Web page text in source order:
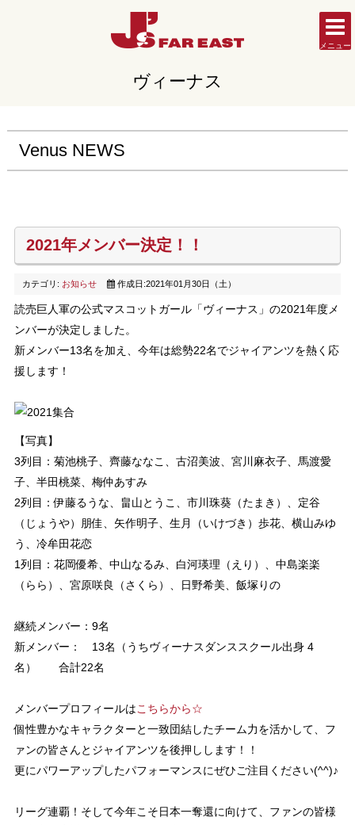
メニュー
ヴィーナス
Venus NEWS
2021年メンバー決定！！
カテゴリ: お知らせ 作成日:2021年01月30日（土）
読売巨人軍の公式マスコットガール「ヴィーナス」の2021年度メ
ンバーが決定しました。
新メンバー13名を加え、今年は総勢22名でジャイアンツを熱く応
援します！
【写真】
3列目：菊池桃子、齊藤ななこ、古沼美波、宮川麻衣子、馬渡愛
子、半田桃菜、梅仲あすみ
2列目：伊藤るうな、畠山とうこ、市川珠葵（たまき）、定谷
（じょうや）朋佳、矢作明子、生月（いけづき）歩花、横山みゆ
う、冷牟田花恋
1列目：花岡優希、中山なるみ、白河瑛理（えり）、中島楽楽
（らら）、宮原咲良（さくら）、日野希美、飯塚りの
継続メンバー：9名
新メンバー： 13名（うちヴィーナスダンススクール出身 4
名） 合計22名
メンバープロフィールはこちらから☆
個性豊かなキャラクターと一致団結したチーム力を活かして、フ
ァンの皆さんとジャイアンツを後押しします！！
更にパワーアップしたパフォーマンスにぜひご注目ください(^^)♪
リーグ連覇！そして今年こそ日本一奪還に向けて、ファンの皆様